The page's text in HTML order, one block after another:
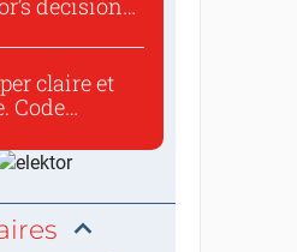
decision
claire et
Code